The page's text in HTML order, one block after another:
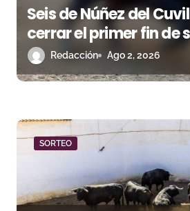
Seis de Núñez del
cerrar el primer fin de
Puerto de Santa María
Redacción Ago 2, 2026
SORTEO